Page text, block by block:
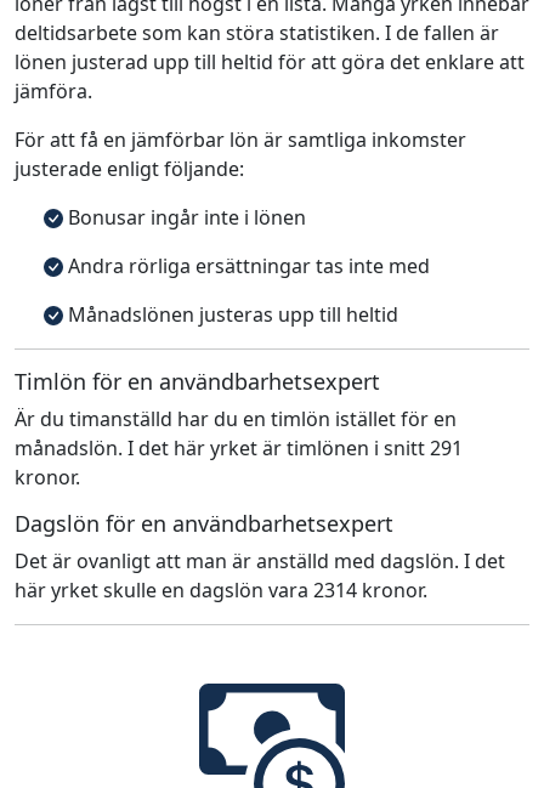
deltidsarbete som kan störa statistiken. I de fallen är
lönen justerad upp till heltid för att göra det enklare att
jämföra.
För att få en jämförbar lön är samtliga inkomster
justerade enligt följande:
Bonusar ingår inte i lönen
Andra rörliga ersättningar tas inte med
Månadslönen justeras upp till heltid
Timlön för en användbarhetsexpert
Är du timanställd har du en timlön istället för en
månadslön. I det här yrket är timlönen i snitt 291
kronor.
Dagslön för en användbarhetsexpert
Det är ovanligt att man är anställd med dagslön. I det
här yrket skulle en dagslön vara 2314 kronor.